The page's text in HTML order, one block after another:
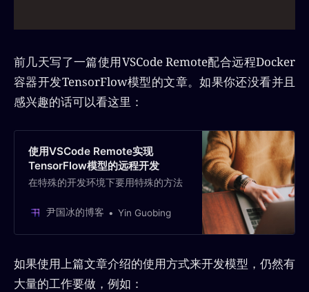
前几天写了一篇使用VSCode Remote配合远程Docker
容器开发TensorFlow模型的文章。如果你还没看并且
感兴趣的话可以看这里：
使用VSCode Remote实现
TensorFlow模型的远程开发
在特殊的开发环境下要用特殊的方法
尹国冰的博客 Yin Guobing
如果使用上篇文章介绍的使用方式来开发模型，仍然有
大量的工作要做，例如：